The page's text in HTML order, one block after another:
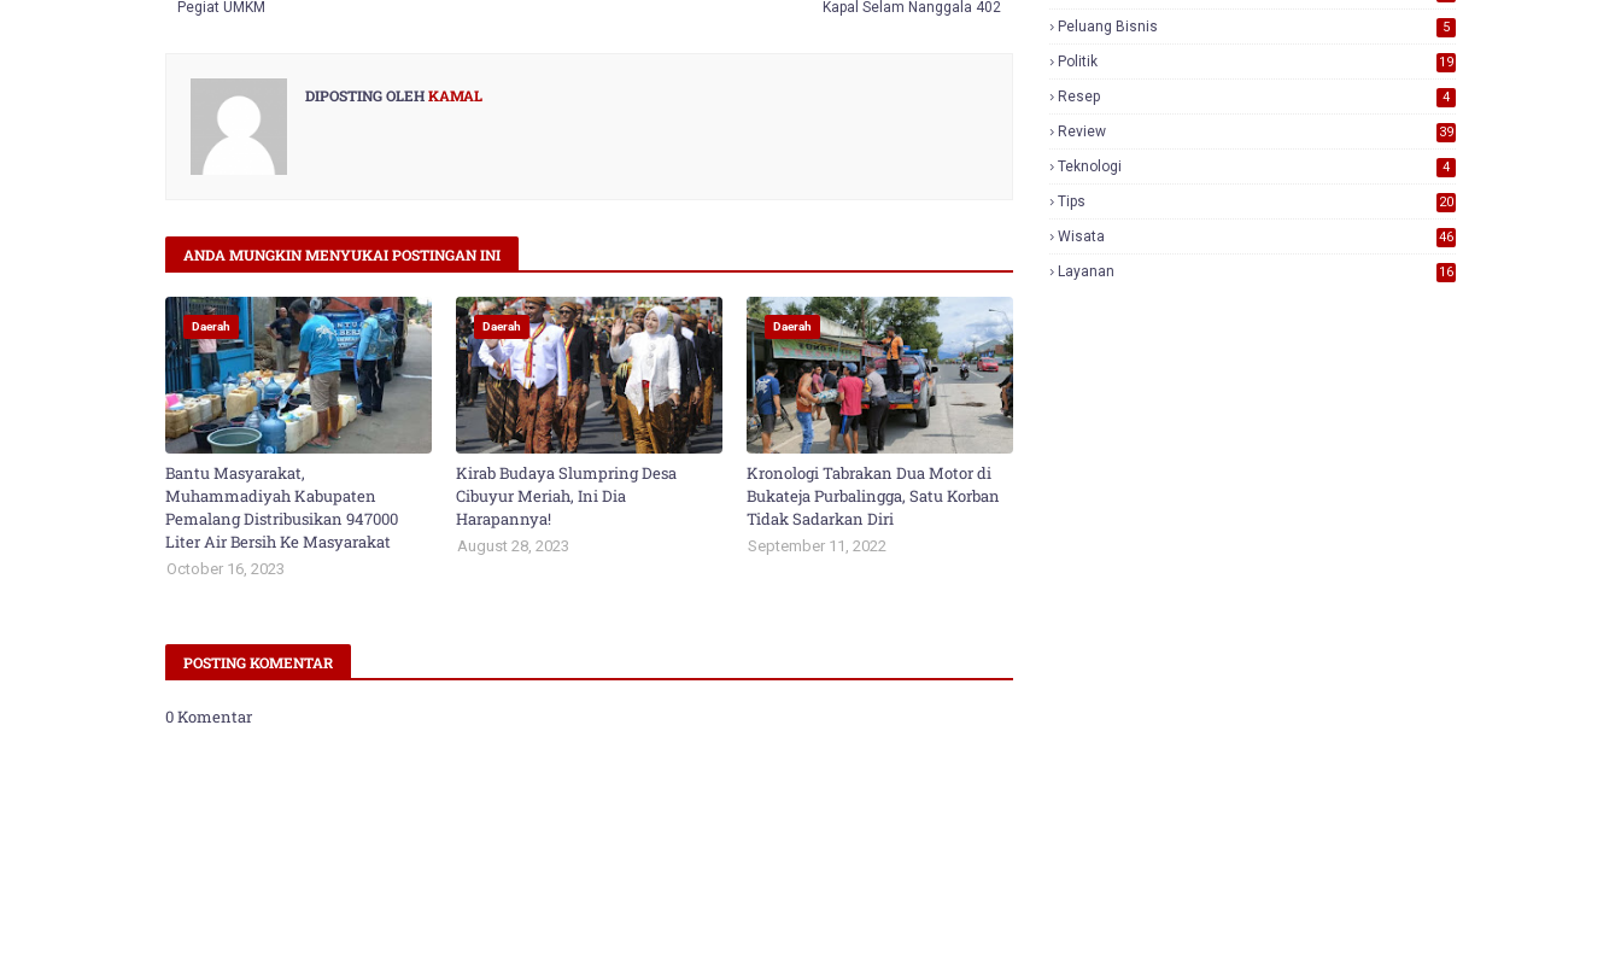
Kapal Selam Nanggala 402
Pegiat UMKM
DIPOSTING OLEHKAMAL
ANDA MUNGKIN MENYUKAI POSTINGAN INI
Daerah
Bantu Masyarakat,
Muhammadiyah Kabupaten
Pemalang Distribusikan 947000
Liter Air Bersih Ke Masyarakat
October 16, 2023
Daerah
Kirab Budaya Slumpring Desa
Cibuyur Meriah, Ini Dia
Harapannya!
August 28, 2023
Daerah
Kronologi Tabrakan Dua Motor di
Bukateja Purbalingga, Satu Korban
Tidak Sadarkan Diri
September 11, 2022
POSTING KOMENTAR
0 Komentar
Peluang Bisnis 5
Politik 19
Resep 4
Review
39
Teknologi 4
Tips 20
Wisata 46
Layanan 16